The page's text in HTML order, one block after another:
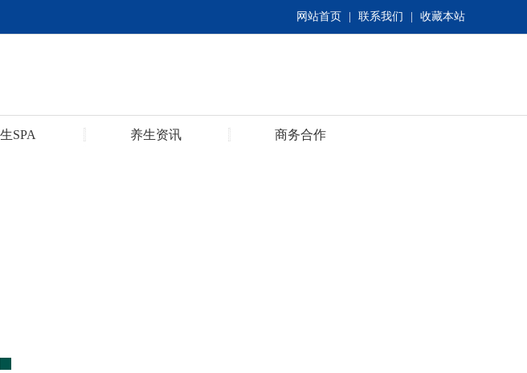
网站首页 联系我们 收藏本站
SPA 养生资讯 商务合作